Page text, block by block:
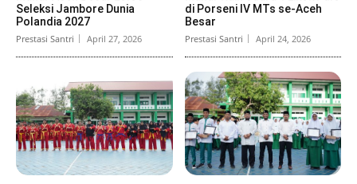
Seleksi Jambore Dunia
Polandia 2027
Prestasi Santri April 27, 2026
di Porseni IV MTs se-Aceh
Besar
Prestasi Santri April 24, 2026